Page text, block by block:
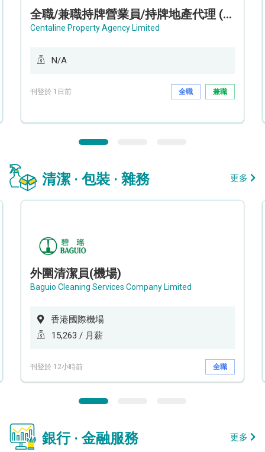
全職/兼職持牌營業員/持牌地產代理 (長沙灣/將軍澳/油塘)
Centaline Property Agency Limited
N/A
刊登於 1日前 全職 兼職
清潔 · 包裝 · 雜務 更多
外圍清潔員(機場)
Baguio Cleaning Services Company Limited
香港國際機場
15,263 / 月薪
刊登於 12小時前 全職
銀行 · 金融服務 更多